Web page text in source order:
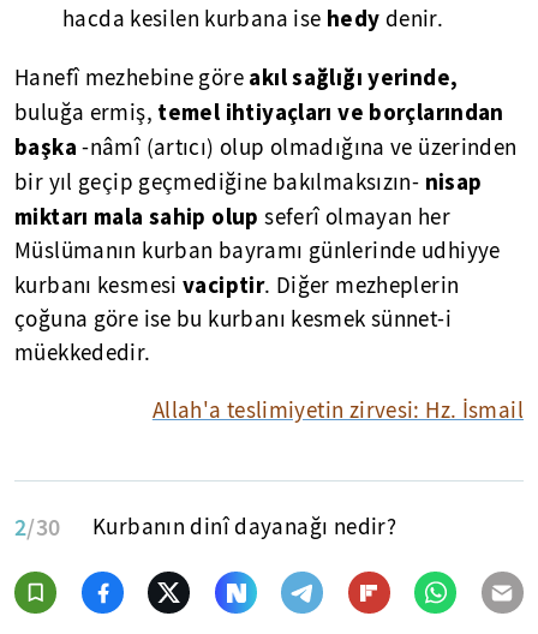
hacda kesilen kurbana ise hedy denir.
Hanefî mezhebine göre akıl sağlığı yerinde,
buluğa ermiş, temel ihtiyaçları ve borçlarından
başka-nâmî (artıcı) olup olmadığına ve üzerinden
bir yıl geçip geçmediğine bakılmaksızın- nisap
miktarı mala sahip olup seferî olmayan her
Müslümanın kurban bayramı günlerinde udhiyye
kurbanı kesmesivaciptir. Diğer mezheplerin
çoğuna göre ise bu kurbanı kesmek sünnet-i
müekkededir.
Allah'a teslimiyetin zirvesi: Hz. İsmail
2/30 Kurbanın dinî dayanağı nedir?